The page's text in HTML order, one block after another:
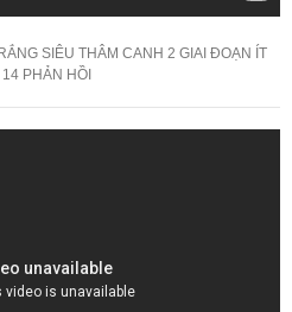
SIÊU THÂM CANH 2 GIAI ĐOẠN ÍT
14 PHẢN HỒI